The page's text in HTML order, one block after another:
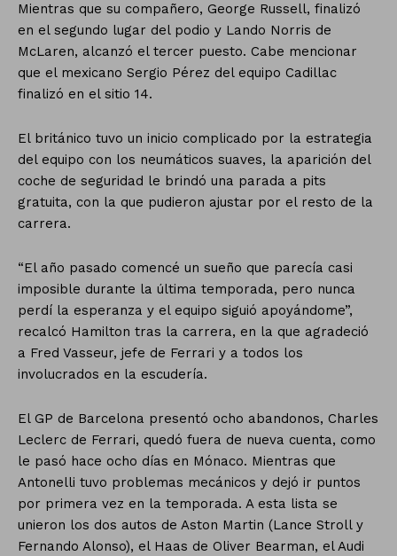
Mientras que su compañero, George Russell, finalizó
en el segundo lugar del podio y Lando Norris de
McLaren, alcanzó el tercer puesto. Cabe mencionar
que el mexicano Sergio Pérez del equipo Cadillac
finalizó en el sitio 14.
El británico tuvo un inicio complicado por la estrategia
del equipo con los neumáticos suaves, la aparición del
coche de seguridad le brindó una parada a pits
gratuita, con la que pudieron ajustar por el resto de la
carrera.
“El año pasado comencé un sueño que parecía casi
imposible durante la última temporada, pero nunca
perdí la esperanza y el equipo siguió apoyándome”,
recalcó Hamilton tras la carrera, en la que agradeció
a Fred Vasseur, jefe de Ferrari y a todos los
involucrados en la escudería.
El GP de Barcelona presentó ocho abandonos, Charles
Leclerc de Ferrari, quedó fuera de nueva cuenta, como
le pasó hace ocho días en Mónaco. Mientras que
Antonelli tuvo problemas mecánicos y dejó ir puntos
por primera vez en la temporada. A esta lista se
unieron los dos autos de Aston Martin (Lance Stroll y
Fernando Alonso), el Haas de Oliver Bearman, el Audi